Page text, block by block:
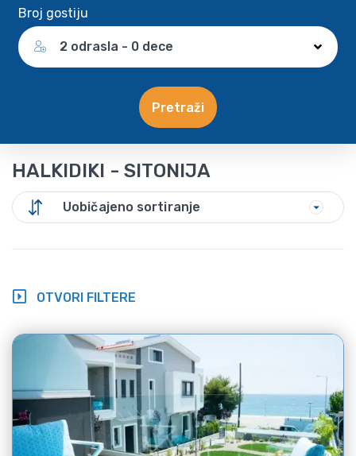
Broj gostiju
2 odrasla - 0 dece
Pretraži
HALKIDIKI - SITONIJA
Uobičajeno sortiranje
OTVORI FILTERE